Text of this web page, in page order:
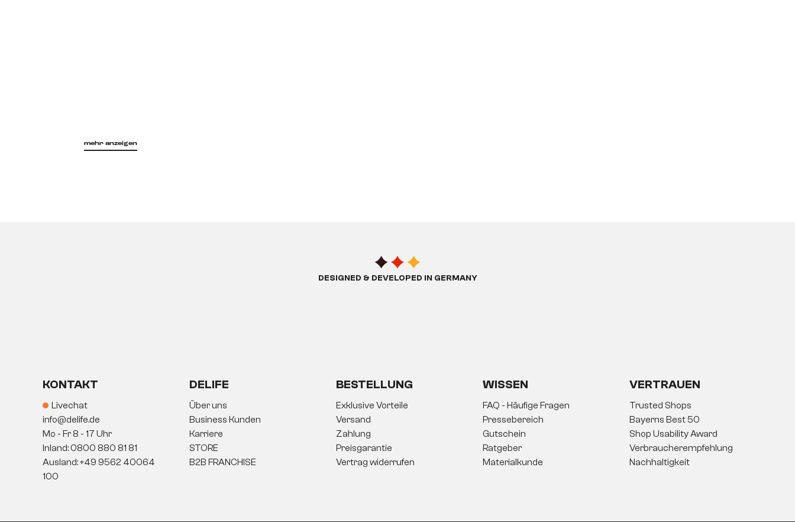
mehr anzeigen
DESIGNED & DEVELOPED IN GERMANY
KONTAKT
Livechat
info@delife.de
Mo - Fr 8 - 17 Uhr
Inland: 0800 880 81 81
Ausland: +49 9562 40064
100
DELIFE
Über uns
Business Kunden
Karriere
STORE
B2B FRANCHISE
BESTELLUNG
Exklusive Vorteile
Versand
Zahlung
Preisgarantie
Vertrag widerrufen
WISSEN
FAQ - Häufige Fragen
Pressebereich
Gutschein
Ratgeber
Materialkunde
VERTRAUEN
Trusted Shops
Bayerns Best 50
Shop Usability Award
Verbraucherempfehlung
Nachhaltigkeit